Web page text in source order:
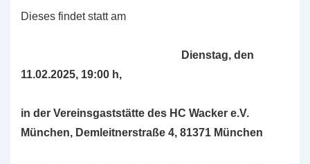
Dieses findet statt am
Dienstag, den
11.02.2025, 19:00 h,
in der Vereinsgaststätte des HC Wacker e.V.
München, Demleitnerstraße 4, 81371 München